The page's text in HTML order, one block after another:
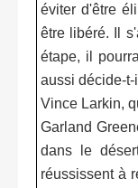
éviter d'être
être libéré. Il
étape, il
aussi décide-
Vince Larkin,
Garland
dans le
réussissent à